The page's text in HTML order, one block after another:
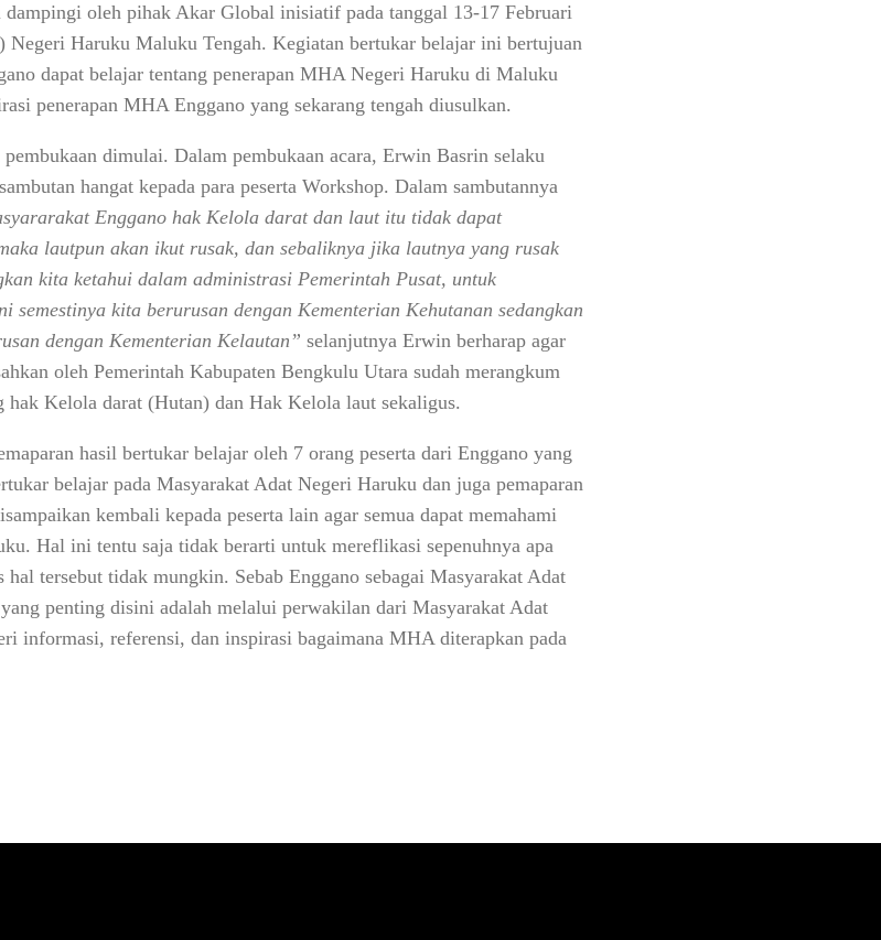
oleh pihak Akar Global inisiatif pada tanggal 13-17 Februari
Haruku Maluku Tengah. Kegiatan bertukar belajar ini bertujuan
dapat belajar tentang penerapan MHA Negeri Haruku di Maluku
penerapan MHA Enggano yang sekarang tengah diusulkan.
dimulai. Dalam pembukaan acara, Erwin Basrin selaku
hangat kepada para peserta Workshop. Dalam sambutannya
Enggano hak Kelola darat dan laut itu tidak dapat
lautpun akan ikut rusak, dan sebaliknya jika lautnya yang rusak
kita ketahui dalam administrasi Pemerintah Pusat, untuk
semestinya kita berurusan dengan Kementerian Kehutanan sedangkan
dengan Kementerian Kelautan” selanjutnya Erwin berharap agar
oleh Pemerintah Kabupaten Bengkulu Utara sudah merangkum
hak Kelola darat (Hutan) dan Hak Kelola laut sekaligus.
hasil bertukar belajar oleh 7 orang peserta dari Enggano yang
belajar pada Masyarakat Adat Negeri Haruku dan juga pemaparan
kembali kepada peserta lain agar semua dapat memahami
Hal ini tentu saja tidak berarti untuk mereflikasi sepenuhnya apa
tersebut tidak mungkin. Sebab Enggano sebagai Masyarakat Adat
penting disini adalah melalui perwakilan dari Masyarakat Adat
informasi, referensi, dan inspirasi bagaimana MHA diterapkan pada